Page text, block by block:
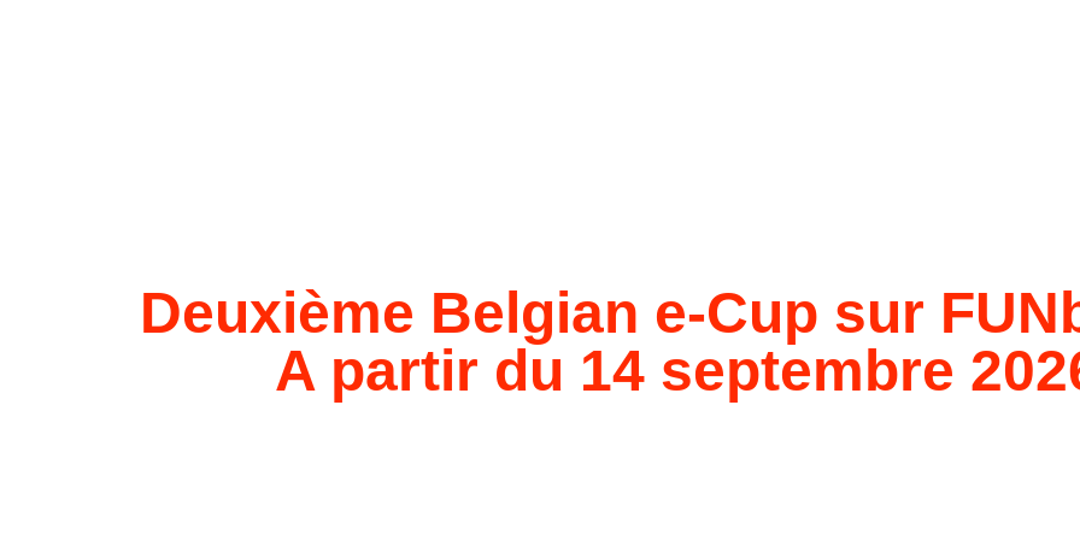
Deuxième Belgian e-Cup sur
A partir du 14 septembre